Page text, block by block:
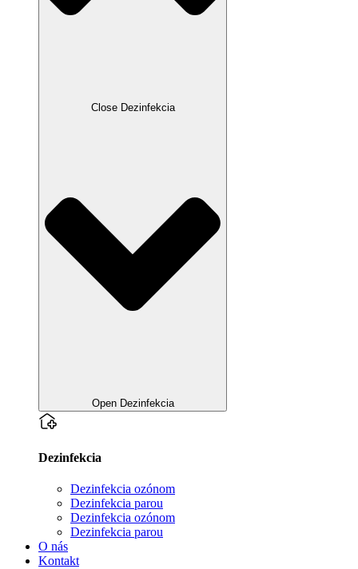
Close Dezinfekcia
Open Dezinfekcia
Dezinfekcia
Dezinfekcia ozónom
Dezinfekcia parou
Dezinfekcia ozónom
Dezinfekcia parou
O nás
Kontakt